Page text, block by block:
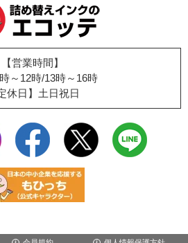
【営業時間】
～12時/13時～16時
休日】土日祝日